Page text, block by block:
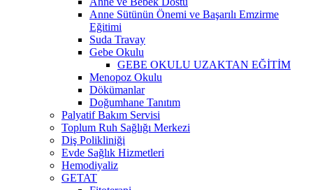
Anne Sütünün Önemi ve Başarılı Emzirme
Eğitimi
Suda Travay
Gebe Okulu
GEBE OKULU UZAKTAN EĞİTİM
Menopoz Okulu
Dökümanlar
Doğumhane Tanıtım
Palyatif Bakım Servisi
Toplum Ruh Sağlığı Merkezi
Diş Polikliniği
Evde Sağlık Hizmetleri
Hemodiyaliz
GETAT